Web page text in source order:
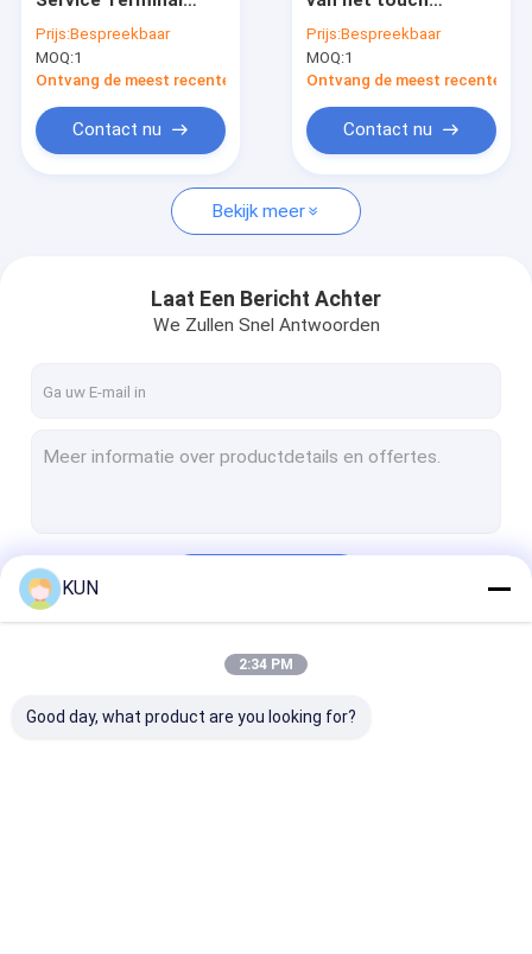
Nieuws
Vraag een offerte
Automaatkiosk
ATM-contant geldmachine
De Machine van de contant geldstorting
De Machine van de kaartjeskiosk
storting Machine
Kiosk OEM ODM
Prijs:Bespreekbaar
MOQ:1
Ontvang de meest recente Prijs
Contact nu
voor de
Kioskbetalingen van
de Bankcheque
Prijs:Bespreekbaar
MOQ:1
Ontvang de meest recente
Contact nu
Bekijk meer
Laat Een Bericht Achter
We Zullen Snel Antwoorden
KUN
2:34 PM
Good day, what product are you looking for?